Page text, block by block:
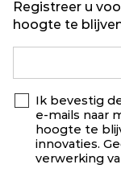
Registreer u
hoogte te
Ik bevestig
e-mails naar
hoogte te
innovaties.
verwerking